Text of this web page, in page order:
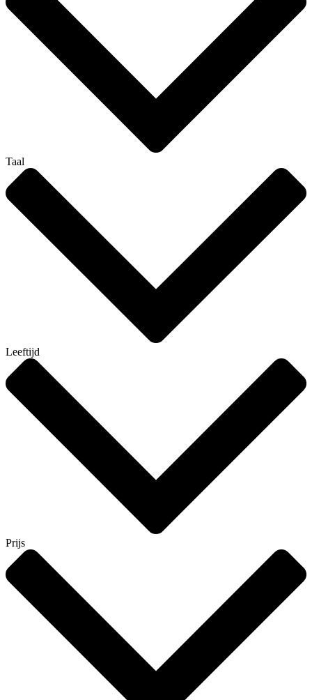
Taal
Leeftijd
Prijs